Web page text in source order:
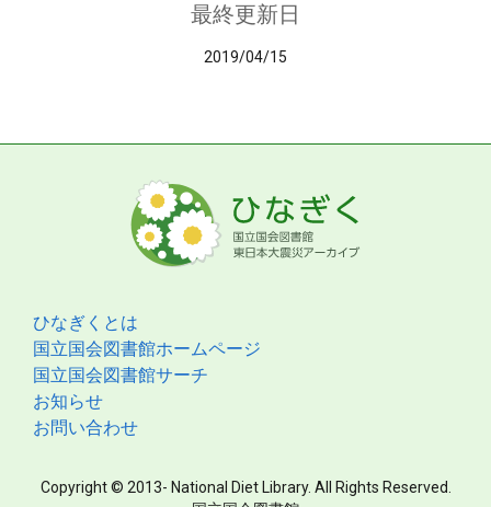
最終更新日
2019/04/15
ひなぎくとは
国立国会図書館ホームページ
国立国会図書館サーチ
お知らせ
お問い合わせ
Copyright © 2013- National Diet Library. All Rights Reserved.